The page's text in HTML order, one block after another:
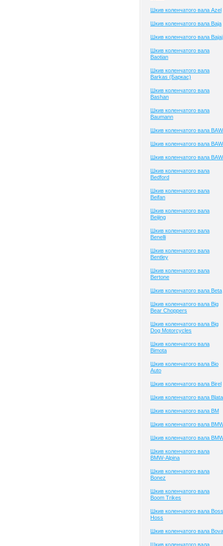
Шкив коленчатого вала Azel
Шкив коленчатого вала Baja
Шкив коленчатого вала Bajaj
Шкив коленчатого вала
Baotian
Шкив коленчатого вала
Barkas (Баркас)
Шкив коленчатого вала
Bashan
Шкив коленчатого вала
Baumann
Шкив коленчатого вала BAW
Шкив коленчатого вала BAW
Шкив коленчатого вала BAW
Шкив коленчатого вала
Bedford
Шкив коленчатого вала
Beifan
Шкив коленчатого вала
Beijing
Шкив коленчатого вала
Benelli
Шкив коленчатого вала
Bentley
Шкив коленчатого вала
Bertone
Шкив коленчатого вала Beta
Шкив коленчатого вала Big
Bear Choppers
Шкив коленчатого вала Big
Dog Motorcycles
Шкив коленчатого вала
Bimota
Шкив коленчатого вала Bio
Auto
Шкив коленчатого вала Birel
Шкив коленчатого вала Blata
Шкив коленчатого вала BM
Шкив коленчатого вала
Шкив коленчатого вала
Шкив коленчатого вала
BMW-Alpina
Шкив коленчатого вала
Bonez
Шкив коленчатого вала
Boom Trikes
Шкив коленчатого вала Boss
Hoss
Шкив коленчатого вала Bova
Шкив коленчатого вала